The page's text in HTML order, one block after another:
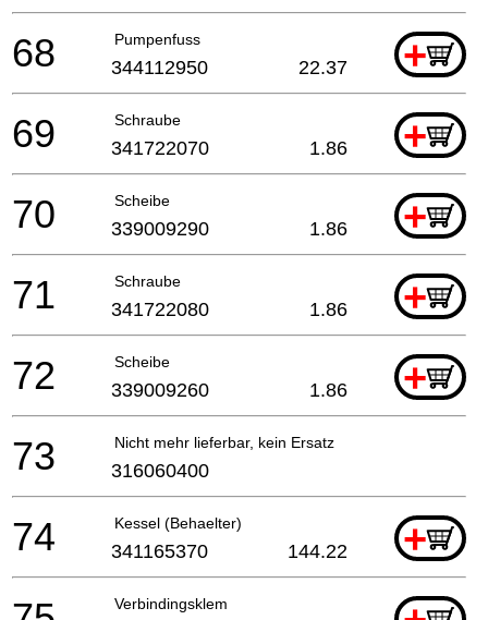
Pumpenfuss +
68 344112950 22.37
Schraube +
69 341722070 1.86
Scheibe +
70 339009290 1.86
Schraube +
71 341722080 1.86
Scheibe +
72 339009260 1.86
Nicht mehr lieferbar, kein Ersatz
73 316060400
Kessel (Behaelter) +
74 341165370 144.22
Verbindingsklem